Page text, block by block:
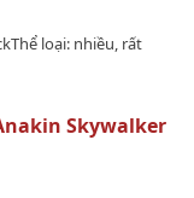
loại: nhiều, rất
Skywalker